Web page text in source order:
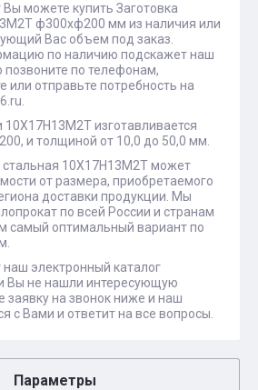
можете купить Заготовка
ф300хф200 мм из наличия или
Вас объем под заказ.
по наличию подскажет наш
по телефонам,
или отправьте потребность на
10Х17Н13М2Т изготавливается
и толщиной от 10,0 до 50,0 мм.
стальная 10Х17Н13М2Т может
от размера, приобретаемого
доставки продукции. Мы
по всей России и странам
самый оптимальный вариант по
электронный каталог
Вы не нашли интересующую
заявку на звонок ниже и наш
с Вами и ответит на все вопросы.
Параметры